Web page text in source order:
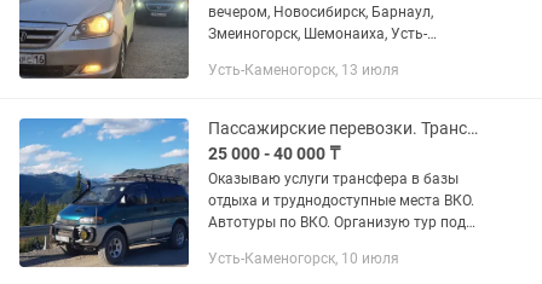
вечером, Новосибирск, Барнаул,
Змеиногорск, Шемонаиха, Усть-
бухтарма. РОССИЯ ВРЕМЯ
Усть-Каменогорск, 13 июля
Пассажирские перевозки. Трансфер. Аренда авто с водителем. Автотуры
25 000 - 40 000 ₸
Оказываю услуги трансфера в базы
отдыха и труднодоступные места ВКО.
Автотуры по ВКО. Организую тур под
язевое, трансфер в окрестности
Усть-Каменогорск, 10 июля